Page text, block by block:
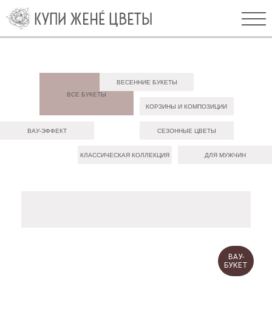
КОРЗИНЫ И КОМПОЗИЦИИ
ВСЕ БУКЕТЫ
КЛАССИЧЕСКАЯ КОЛЛЕКЦИЯ
ВАУ-ЭФФЕКТ СЕЗОННЫЕ ЦВЕТЫ
ДЛЯ МУЖЧИН
ВЕСЕННИЕ БУКЕТЫ
ВАУ-
БУКЕТ